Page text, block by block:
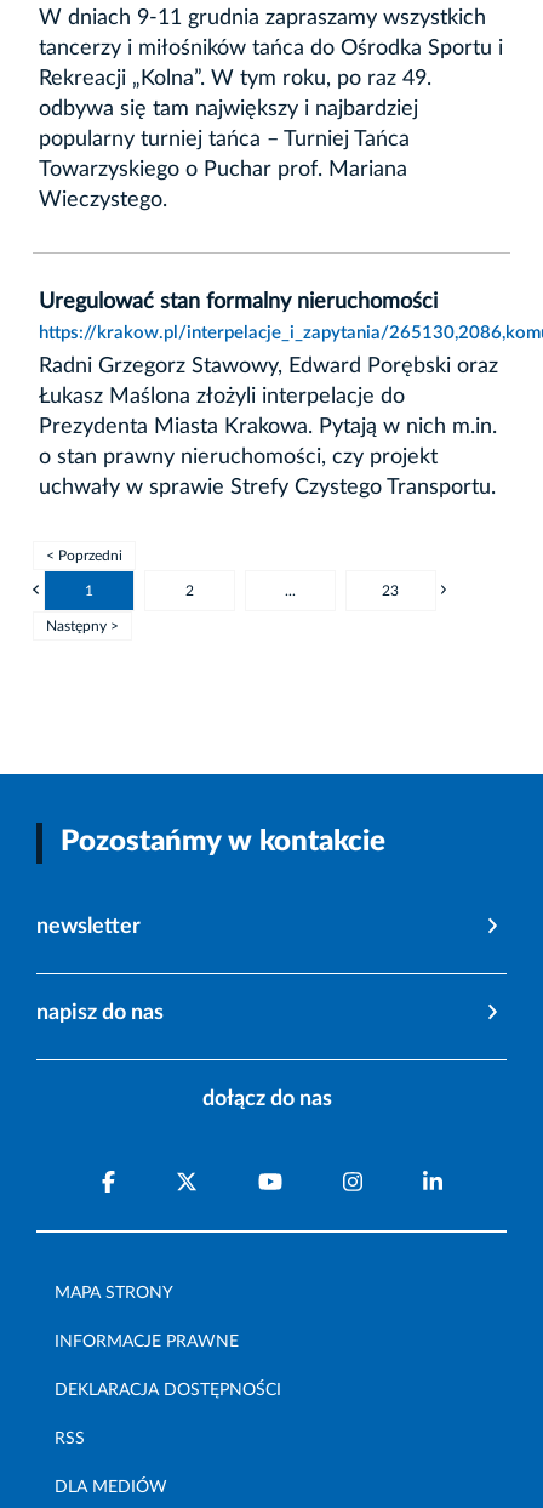
W dniach 9-11 grudnia zapraszamy wszystkich
tancerzy i miłośników tańca do Ośrodka Sportu i
Rekreacji „Kolna”. W tym roku, po raz 49.
odbywa się tam największy i najbardziej
popularny turniej tańca – Turniej Tańca
Towarzyskiego o Puchar prof. Mariana
Wieczystego.
Uregulować stan formalny nieruchomości
https://krakow.pl/interpelacje_i_zapytania/
Radni Grzegorz Stawowy, Edward Porębski oraz
Łukasz Maślona złożyli interpelacje do
Prezydenta Miasta Krakowa. Pytają w nich m.in.
o stan prawny nieruchomości, czy projekt
uchwały w sprawie Strefy Czystego Transportu.
< Poprzedni
1 2 ... 23
Następny >
Pozostańmy w kontakcie
newsletter
napisz do nas
dołącz do nas
MAPA STRONY
INFORMACJE PRAWNE
DEKLARACJA DOSTĘPNOŚCI
RSS
DLA MEDIÓW